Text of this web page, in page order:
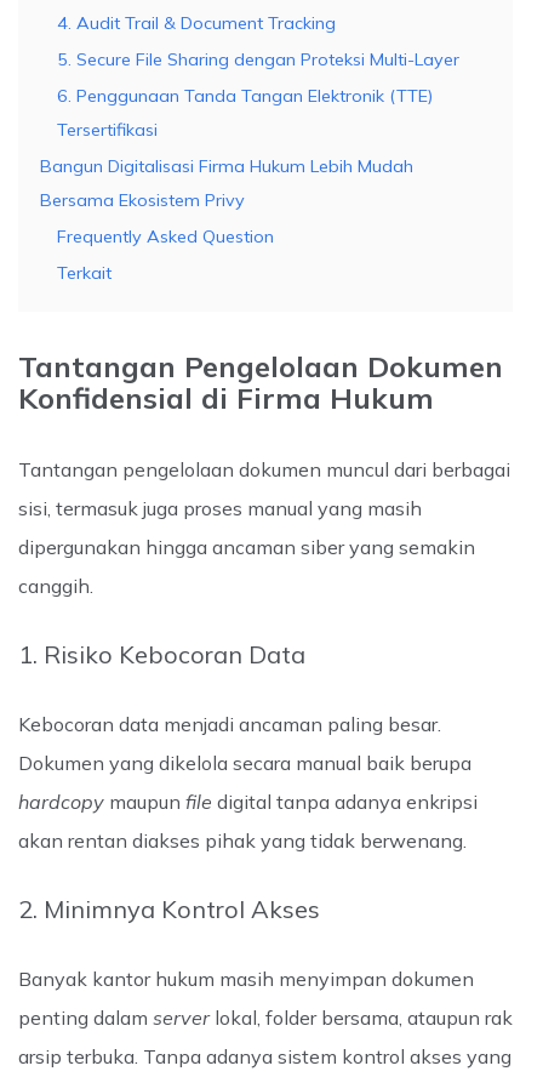
4. Audit Trail & Document Tracking
5. Secure File Sharing dengan Proteksi Multi-Layer
6. Penggunaan Tanda Tangan Elektronik (TTE)
Tersertifikasi
Bangun Digitalisasi Firma Hukum Lebih Mudah
Bersama Ekosistem Privy
Frequently Asked Question
Terkait
Tantangan Pengelolaan Dokumen
Konfidensial di Firma Hukum
Tantangan pengelolaan dokumen muncul dari berbagai
sisi, termasuk juga proses manual yang masih
dipergunakan hingga ancaman siber yang semakin
canggih.
1. Risiko Kebocoran Data
Kebocoran data menjadi ancaman paling besar.
Dokumen yang dikelola secara manual baik berupa
hardcopy maupun file digital tanpa adanya enkripsi
akan rentan diakses pihak yang tidak berwenang.
2. Minimnya Kontrol Akses
Banyak kantor hukum masih menyimpan dokumen
penting dalam server lokal, folder bersama, ataupun rak
arsip terbuka. Tanpa adanya sistem kontrol akses yang